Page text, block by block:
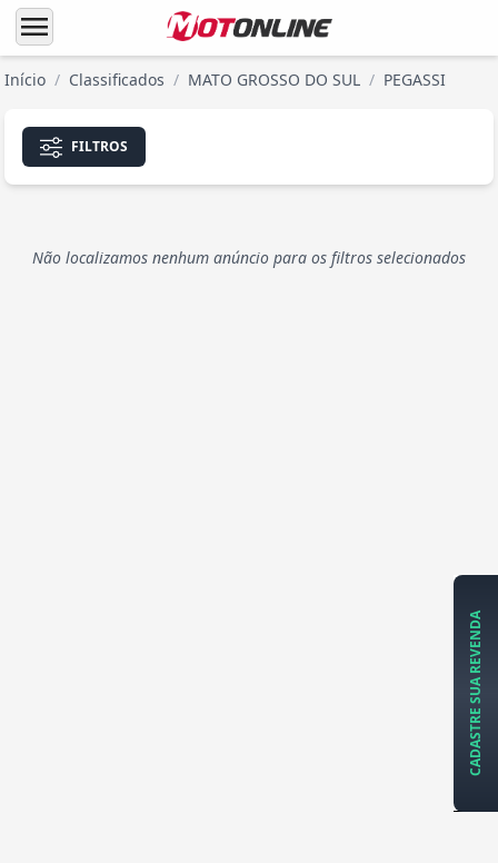
menu
Início / Classificados / MATO GROSSO DO SUL / PEGASSI
FILTROS
Não localizamos nenhum anúncio para os filtros selecionados
CADASTRE SUA REVENDA